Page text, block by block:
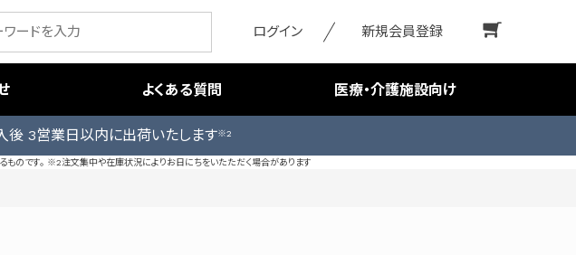
ログイン 新規会員登録
よくある質問 医療・介護施設向け
3営業日以内に出荷いたします※2
のです。 ※2注文集中や在庫状況によりお日にちをいたただく場合があります